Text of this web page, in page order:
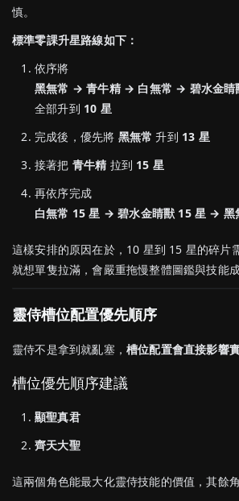
慎。
標準零課升星路線如下：
依序將
黑無常 → 青牛精 → 白無常 → 碧水金睛
全部升到 10 星
完成後，優先將 黑無常 升到 13 星
接著把 青牛精拉到 15 星
再依序完成
白無常 15 星 → 碧水金睛獸 15 星 → 黑
這樣安排的原因在於，10 星到 15 星的碎片
就想單隻拉滿，會嚴重拖慢整體圖鑑與技能成
靈侍槽位配置優先順序
靈侍不是拿到就亂塞， 槽位配置會直接影響
槽位優先順序建議
顯聖真君
齊天大聖
這兩個角色能最大化靈侍技能的價值，其餘